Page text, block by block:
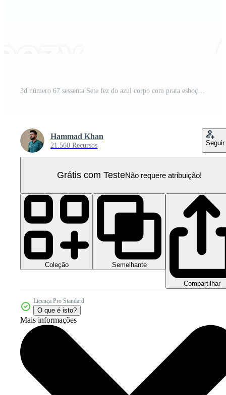
3d número 67 sessenta Sete fez do azul corpo com prata esboço 3d ilustração PNG Pro
Hammad Khan
21.560 Recursos Seguir
Grátis com TesteNão requere atribuição!
Coleção Semelhante
Compartilhar
Licença Pro Standard
O que é isto?
Mais informações